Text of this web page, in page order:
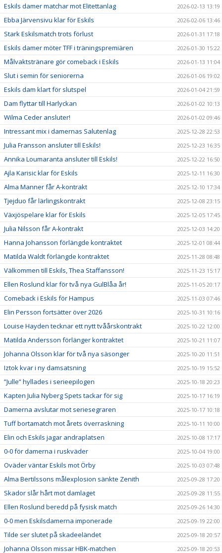
Eskils damer matchar mot Elitettanlag 2026-02-13 13:19
Ebba Järvensivu klar för Eskils 2026-02-06 13:46
Stark Eskilsmatch trots förlust 2026-01-31 17:18
Eskils damer möter TFF i träningspremiären 2026-01-30 15:22
Målvaktstränare gör comeback i Eskils 2026-01-13 11:04
Slut i semin för seniorerna 2026-01-06 19:02
Eskils dam klart för slutspel 2026-01-04 21:59
Dam flyttar till Harlyckan 2026-01-02 10:13
Wilma Ceder ansluter! 2026-01-02 09:46
Intressant mix i damernas Salutenlag 2025-12-28 22:53
Julia Fransson ansluter till Eskils! 2025-12-23 16:35
Annika Loumaranta ansluter till Eskils! 2025-12-22 16:50
Ajla Karisic klar för Eskils 2025-12-11 16:30
Alma Manner får A-kontrakt 2025-12-10 17:34
Tjejduo får lärlingskontrakt 2025-12-08 23:15
Växjöspelare klar för Eskils 2025-12-05 17:45
Julia Nilsson får A-kontrakt 2025-12-03 14:20
Hanna Johansson förlängde kontraktet 2025-12-01 08:44
Matilda Waldt förlängde kontraktet 2025-11-28 08:48
Välkommen till Eskils, Thea Staffansson! 2025-11-23 15:17
Ellen Roslund klar för två nya GulBlåa år! 2025-11-05 20:17
Comeback i Eskils för Hampus 2025-11-03 07:46
Elin Persson fortsätter över 2026 2025-10-31 10:16
Louise Hayden tecknar ett nytt tvåårskontrakt 2025-10-22 12:00
Matilda Andersson förlänger kontraktet 2025-10-21 11:07
Johanna Olsson klar för två nya säsonger 2025-10-20 11:51
Iztok kvar i ny damsatsning 2025-10-19 15:52
”Julle” hyllades i serieepilogen 2025-10-18 20:23
Kapten Julia Nyberg Spets tackar för sig 2025-10-17 16:19
Damerna avslutar mot seriesegraren 2025-10-17 10:18
Tuff bortamatch mot årets överraskning 2025-10-11 10:00
Elin och Eskils jagar andraplatsen 2025-10-08 17:17
0-0 för damerna i ruskväder 2025-10-04 19:00
Oväder väntar Eskils mot Örby 2025-10-03 07:48
Alma Bertilssons målexplosion sänkte Zenith 2025-09-28 17:20
Skador slår hårt mot damlaget 2025-09-28 11:55
Ellen Roslund beredd på fysisk match 2025-09-26 14:30
0-0 men Eskilsdamerna imponerade 2025-09-19 22:00
Tilde ser slutet på skadeeländet 2025-09-18 20:57
Johanna Olsson missar HBK-matchen 2025-09-18 20:53